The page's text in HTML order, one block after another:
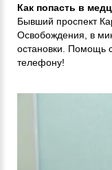
Как попасть в
Бывший проспект
Освобождения, в
остановки. Помощь
телефону!